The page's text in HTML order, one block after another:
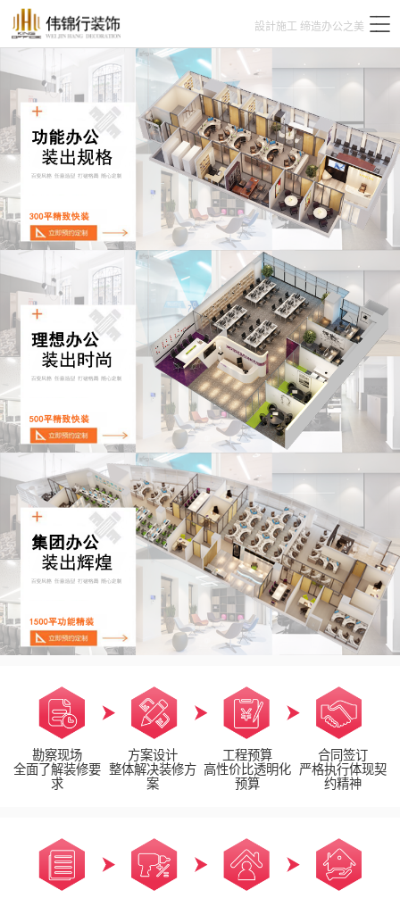
設計施工 缔造办公之美
勘察现场
全面了解装修要
求
方案设计
整体解决装修方
案
工程预算
高性价比透明化
预算
合同签订
严格执行体现契
约精神